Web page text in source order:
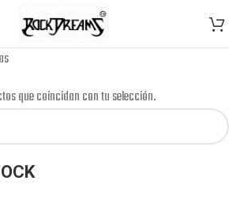
que coincidan con tu selección.